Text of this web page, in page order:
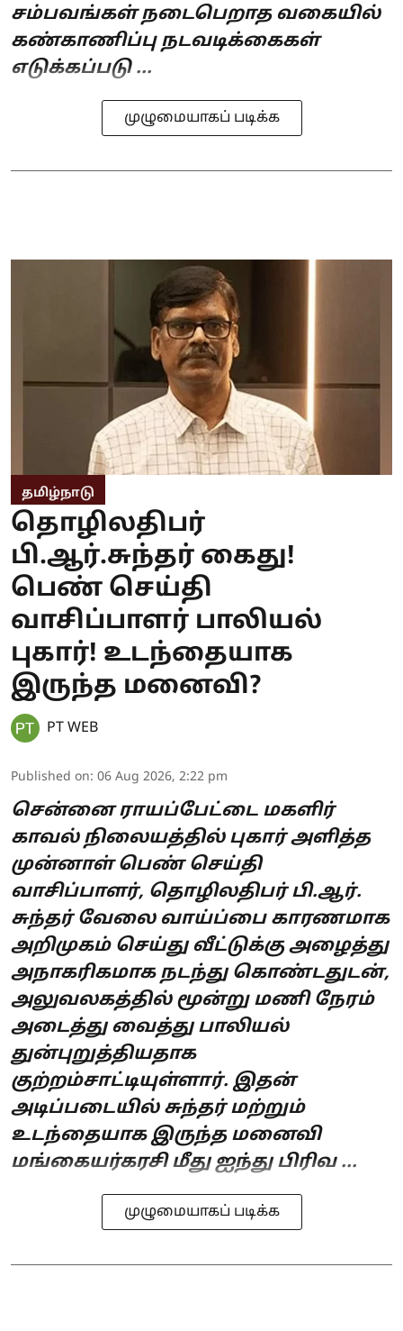
சம்பவங்கள் நடைபெறாத வகையில்
கண்காணிப்பு நடவடிக்கைகள்
எடுக்கப்படு ...
முழுமையாகப் படிக்க
தமிழ்நாடு
தொழிலதிபர்
பி.ஆர்.சுந்தர் கைது!
பெண் செய்தி
வாசிப்பாளர் பாலியல்
புகார்! உடந்தையாக
இருந்த மனைவி?
PT WEB
Published on: 06 Aug 2026, 2:22 pm
சென்னை ராயப்பேட்டை மகளிர்
காவல் நிலையத்தில் புகார் அளித்த
முன்னாள் பெண் செய்தி
வாசிப்பாளர், தொழிலதிபர் பி.ஆர்.
சுந்தர் வேலை வாய்ப்பை காரணமாக
அறிமுகம் செய்து வீட்டுக்கு அழைத்து
அநாகரிகமாக நடந்து கொண்டதுடன்,
அலுவலகத்தில் மூன்று மணி நேரம்
அடைத்து வைத்து பாலியல்
துன்புறுத்தியதாக
குற்றம்சாட்டியுள்ளார். இதன்
அடிப்படையில் சுந்தர் மற்றும்
உடந்தையாக இருந்த மனைவி
மங்கையர்கரசி மீது ஐந்து பிரிவ ...
முழுமையாகப் படிக்க